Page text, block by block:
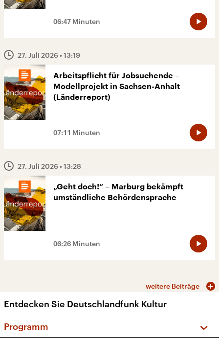
06:47 Minuten
27. Juli 2026• 13:19
Arbeitspflicht für Jobsuchende –
Modellprojekt in Sachsen-Anhalt
(Länderreport)
07:11 Minuten
27. Juli 2026• 13:28
„Geht doch!“ – Marburg bekämpft
umständliche Behördensprache
06:26 Minuten
weitere Beiträge
Entdecken Sie Deutschlandfunk Kultur
Programm